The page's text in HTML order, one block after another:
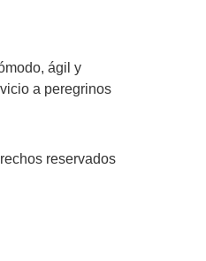
ágil y
a peregrinos
reservados